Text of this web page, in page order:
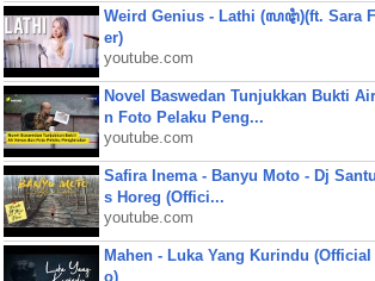
Weird Genius - Lathi (ꦭꦛꦶ)(ft. Sara
er)
youtube.com
Novel Baswedan Tunjukkan Bukti
n Foto Pelaku Peng...
youtube.com
Safira Inema - Banyu Moto - Dj
s Horeg (Offici...
youtube.com
Mahen - Luka Yang Kurindu
o)